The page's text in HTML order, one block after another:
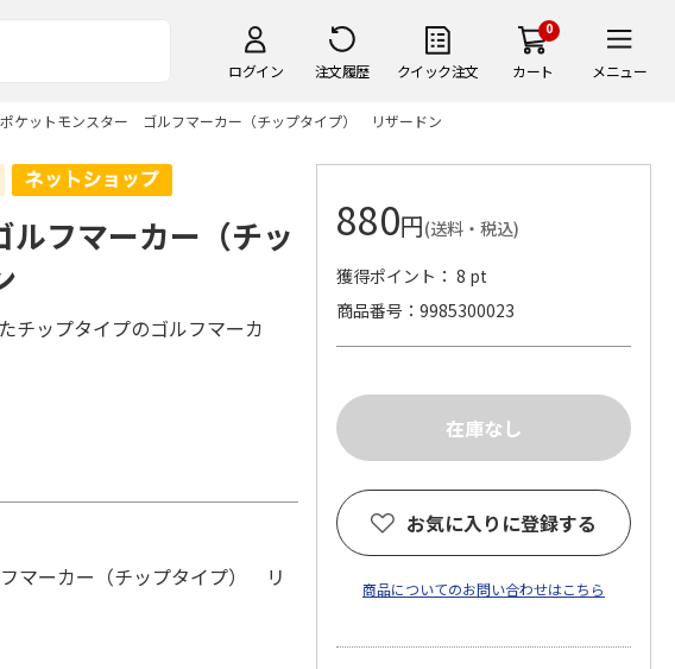
ログイン 注文履歴 クイック注文
0
カート メニュー
ポケットモンスター ゴルフマーカー（チップタイプ） リザードン
フマーカー（チッ
チップタイプのゴルフマーカ
マーカー（チップタイプ） リ
880円(送料・税込)
獲得ポイント： 8 pt
商品番号
9985300023
お気に入りに登録する
商品についてのお問い合わせはこちら